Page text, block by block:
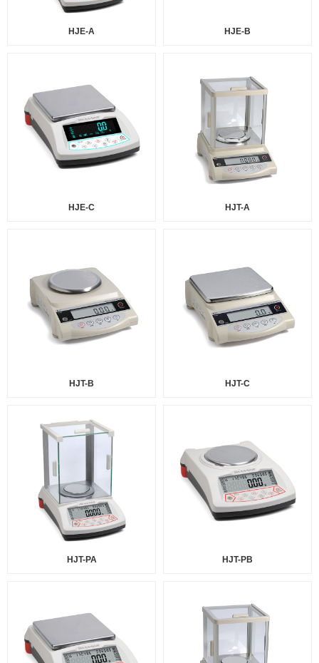
HJE-A HJE-B
HJE-C HJT-A
HJT-B HJT-C
HJT-PA HJT-PB